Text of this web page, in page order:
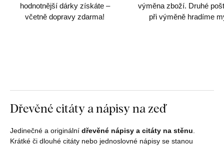
hodnotnější dárky získáte –
včetně dopravy zdarma!
výměna zboží. Druhé
při výměně hradíme
Dřevěné citáty a nápisy na zeď
Jedinečné a originální dřevěné nápisy a citáty na stěnu.
Krátké či dlouhé citáty nebo jednoslovné nápisy se stanou